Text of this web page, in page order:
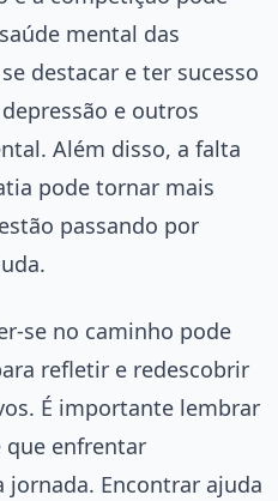
mental das
destacar e ter sucesso
e outros
Além disso, a falta
pode tornar mais
passando por
se no caminho pode
refletir e redescobrir
É importante lembrar
que enfrentar
jornada. Encontrar ajuda